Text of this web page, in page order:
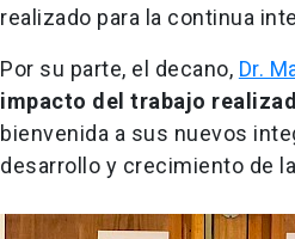
realizado para la continua
Por su parte, el decano, Dr.
impacto del trabajo
bienvenida a sus nuevos
desarrollo y crecimiento de